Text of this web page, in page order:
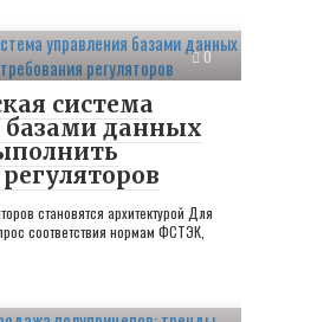
0
система
базами данных
становятся архитектурой Для
соответствия нормам ФСТЭК,